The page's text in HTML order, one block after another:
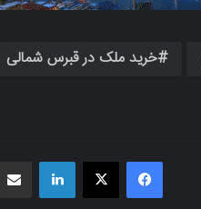
خرید ملک در قبرس شمالی
فیسبوک X